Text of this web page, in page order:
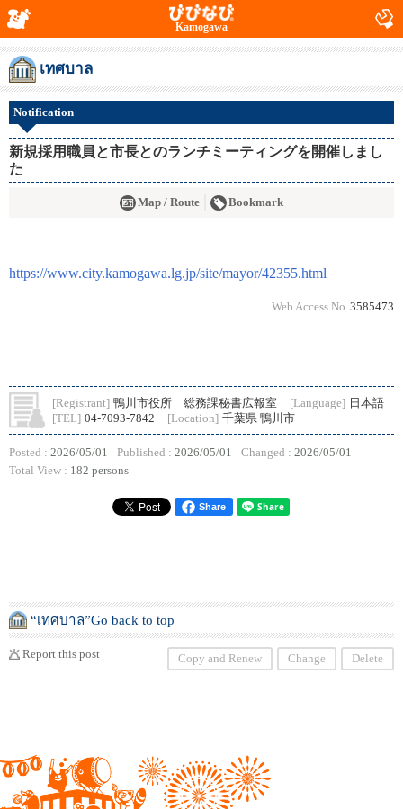
Kamogawa
เทศบาล
Notification
新規採用職員と市長とのランチミーティングを開催しまし
た
Map / Route Bookmark
https://www.city.kamogawa.lg.jp/site/mayor/42355.html
Web Access No. 3585473
[Registrant] 鴨川市役所 総務課秘書広報室 [Language] 日本語
[TEL] 04-7093-7842 [Location] 千葉県 鴨川市
Posted : 2026/05/01 Published : 2026/05/01 Changed : 2026/05/01
Total View : 182 persons
Share
“เทศบาล”Go back to top
Report this post Copy and Renew Change Delete